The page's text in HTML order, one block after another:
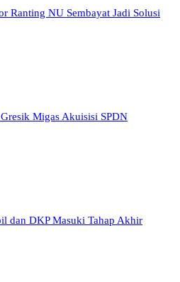
Ranting NU Sembayat Jadi Solusi
Migas Akuisisi SPDN
dan DKP Masuki Tahap Akhir